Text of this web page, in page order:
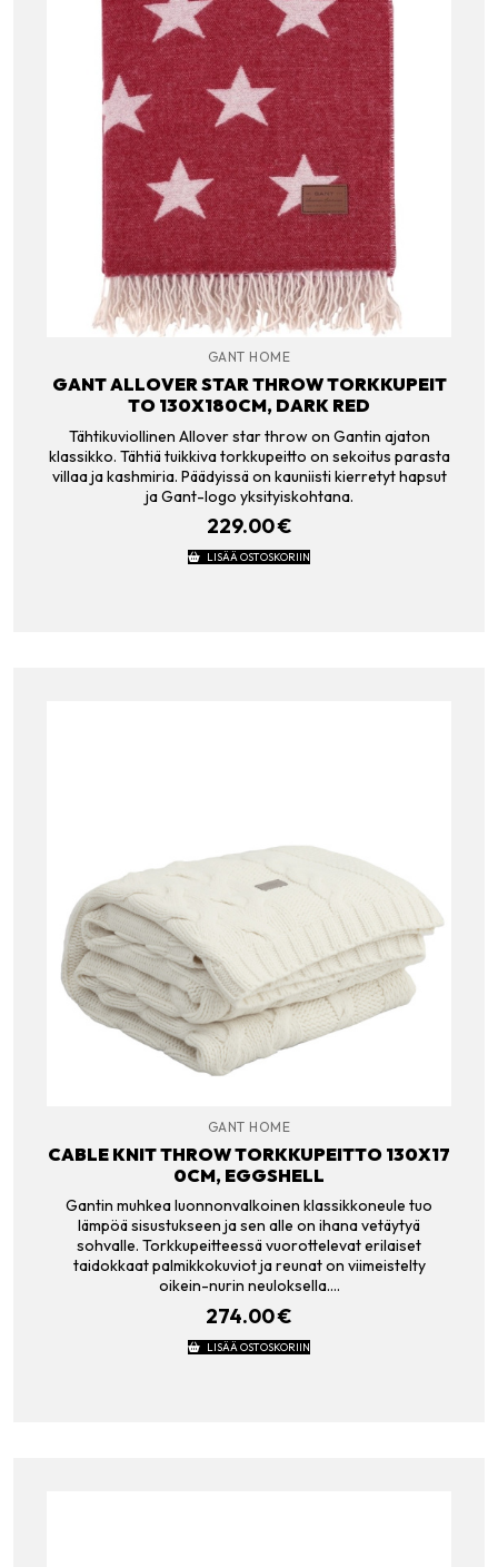
GANT HOME
GANT ALLOVER STAR THROW TORKKUPEIT
TO 130X180CM, DARK RED
Tähtikuviollinen Allover star throw on Gantin ajaton
klassikko. Tähtiä tuikkiva torkkupeitto on sekoitus parasta
villaa ja kashmiria. Päädyissä on kauniisti kierretyt hapsut
ja Gant-logo yksityiskohtana.
229.00€
LISÄÄ OSTOSKORIIN
GANT HOME
CABLE KNIT THROW TORKKUPEITTO 130X17
0CM, EGGSHELL
Gantin muhkea luonnonvalkoinen klassikkoneule tuo
lämpöä sisustukseen ja sen alle on ihana vetäytyä
sohvalle. Torkkupeitteessä vuorottelevat erilaiset
taidokkaat palmikkokuviot ja reunat on viimeistelty
oikein-nurin neuloksella.…
274.00€
LISÄÄ OSTOSKORIIN